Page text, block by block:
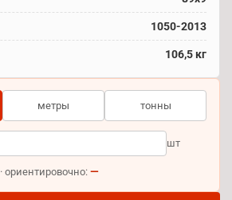
1050-2013
106,5 кг
метры тонны
шт
· ориентировочно: —